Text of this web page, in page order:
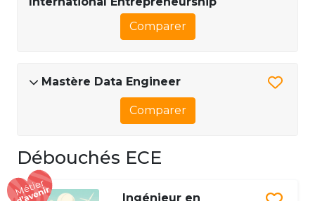
Comparer
Mastère Data Engineer
Comparer
Débouchés ECE
Ingénieur en